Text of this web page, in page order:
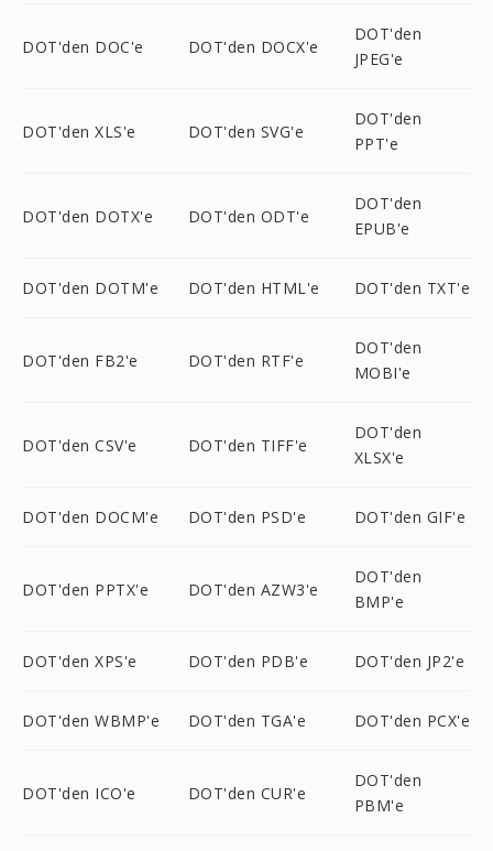
DOT'den DOC'e DOT'den DOCX'e
DOT'den
JPEG'e
DOT'den XLS'e DOT'den SVG'e
DOT'den
PPT'e
DOT'den DOTX'e DOT'den ODT'e
DOT'den
EPUB'e
DOT'den DOTM'e DOT'den HTML'e DOT'den TXT'e
DOT'den FB2'e DOT'den RTF'e
DOT'den
MOBI'e
DOT'den CSV'e DOT'den TIFF'e
DOT'den
XLSX'e
DOT'den DOCM'e DOT'den PSD'e DOT'den GIF'e
DOT'den PPTX'e DOT'den AZW3'e
DOT'den
BMP'e
DOT'den XPS'e DOT'den PDB'e DOT'den JP2'e
DOT'den WBMP'e DOT'den TGA'e DOT'den PCX'e
DOT'den ICO'e DOT'den CUR'e
DOT'den
PBM'e